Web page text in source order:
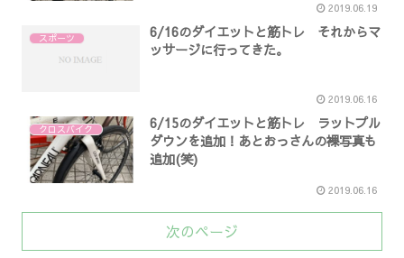
2019.06.19
スポーツ
6/16のダイエットと筋トレ それからマ
ッサージに行ってきた。
2019.06.16
クロスバイク
6/15のダイエットと筋トレ ラットプル
ダウンを追加！あとおっさんの裸写真も
追加(笑)
2019.06.16
次のページ